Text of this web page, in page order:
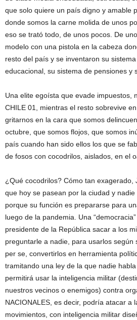
que solo quiere un país digno y amable
donde somos la carne molida de unos
eso se trató todo, de unos pocos. De
modelo con una pistola en la cabeza
resto del país y se inventaron su
educacional, su sistema de pensiones y
Una elite egoísta que evade impuestos,
CHILE 01, mientras el resto sobrevive
gritarnos en la cara que somos
octubre, que somos flojos, que somos
país cuando han sido ellos los que se
de fosos con cocodrilos, aislados, en el
¿Qué cocodrilos? Cómo tan exagerado,
que hoy se pasean por la ciudad y nadie
porque su función es prepararse para
luego de la pandemia. Una
presidente de la República sacar a los
preguntarle a nadie, para usarlos según
per se, convertirlos en herramienta
tramitando una ley de la que nadie
permitirá usar la inteligencia militar
nuestros vecinos o enemigos) contra
NACIONALES, es decir, podría atacar a
movimientos, con inteligencia militar